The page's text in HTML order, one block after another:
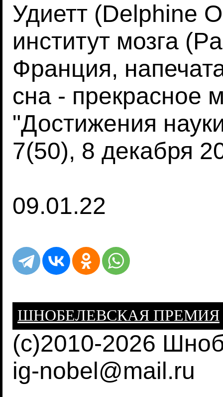
Удиетт (Delphine
институт мозга
Франция,
сна - прекрасное
"Достижения
7(50), 8 декабря
09.01.22
ШНОБЕЛЕВСКАЯ ПРЕМИЯ
(c)2010-2026
ig-nobel@mail.ru